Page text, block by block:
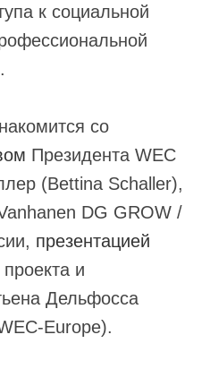
к социальной
со
Президента WEC
(Bettina Schaller),
DG GROW /
презентацией
и
Дельфосса
Europe).